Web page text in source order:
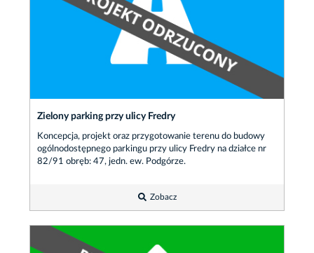
Zielony parking przy ulicy Fredry
Koncepcja, projekt oraz przygotowanie terenu do budowy
ogólnodostępnego parkingu przy ulicy Fredry na działce nr
82/91 obręb: 47, jedn. ew. Podgórze.
Zobacz